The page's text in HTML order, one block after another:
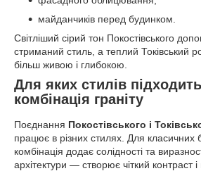
майданчиків перед будинком.
Світліший сірий тон Покостівського
стриманий стиль, а теплий Токівський
більш живою і глибокою.
Для яких стилів
комбінація граніту
Поєднання Покостівського і
працює в різних стилях. Для класичних
комбінація додає солідності та
архітектури — створює чіткий контраст